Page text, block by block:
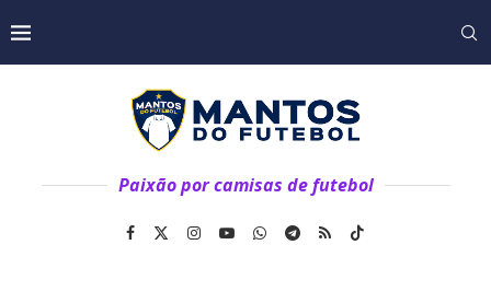
Paixão por camisas de futebol